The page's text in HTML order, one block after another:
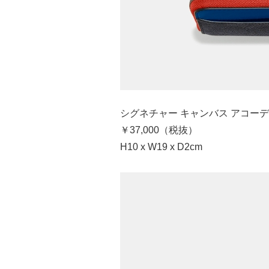
シグネチャー キャンバス アコー
￥37,000（税抜）
H10 x W19 x D2cm